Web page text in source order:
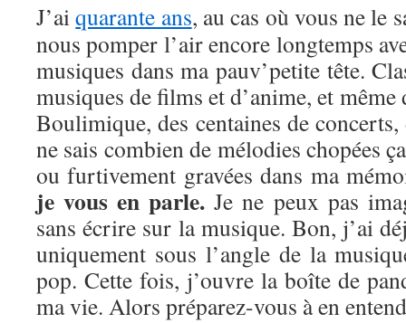
J’aiquarante ans, au cas où vous ne le
nous pomper l’air encore longtemps
musiques dans ma pauv’petite tête.
musiques de films et d’anime, et
Boulimique, des centaines de
ne sais combien de mélodies chopées
ou furtivement gravées dans ma
je vous en parle. Je ne peux pas
sans écrire sur la musique. Bon, j’ai
uniquement sous l’angle de la
pop. Cette fois, j’ouvre la boîte de
ma vie. Alors préparez-vous à en